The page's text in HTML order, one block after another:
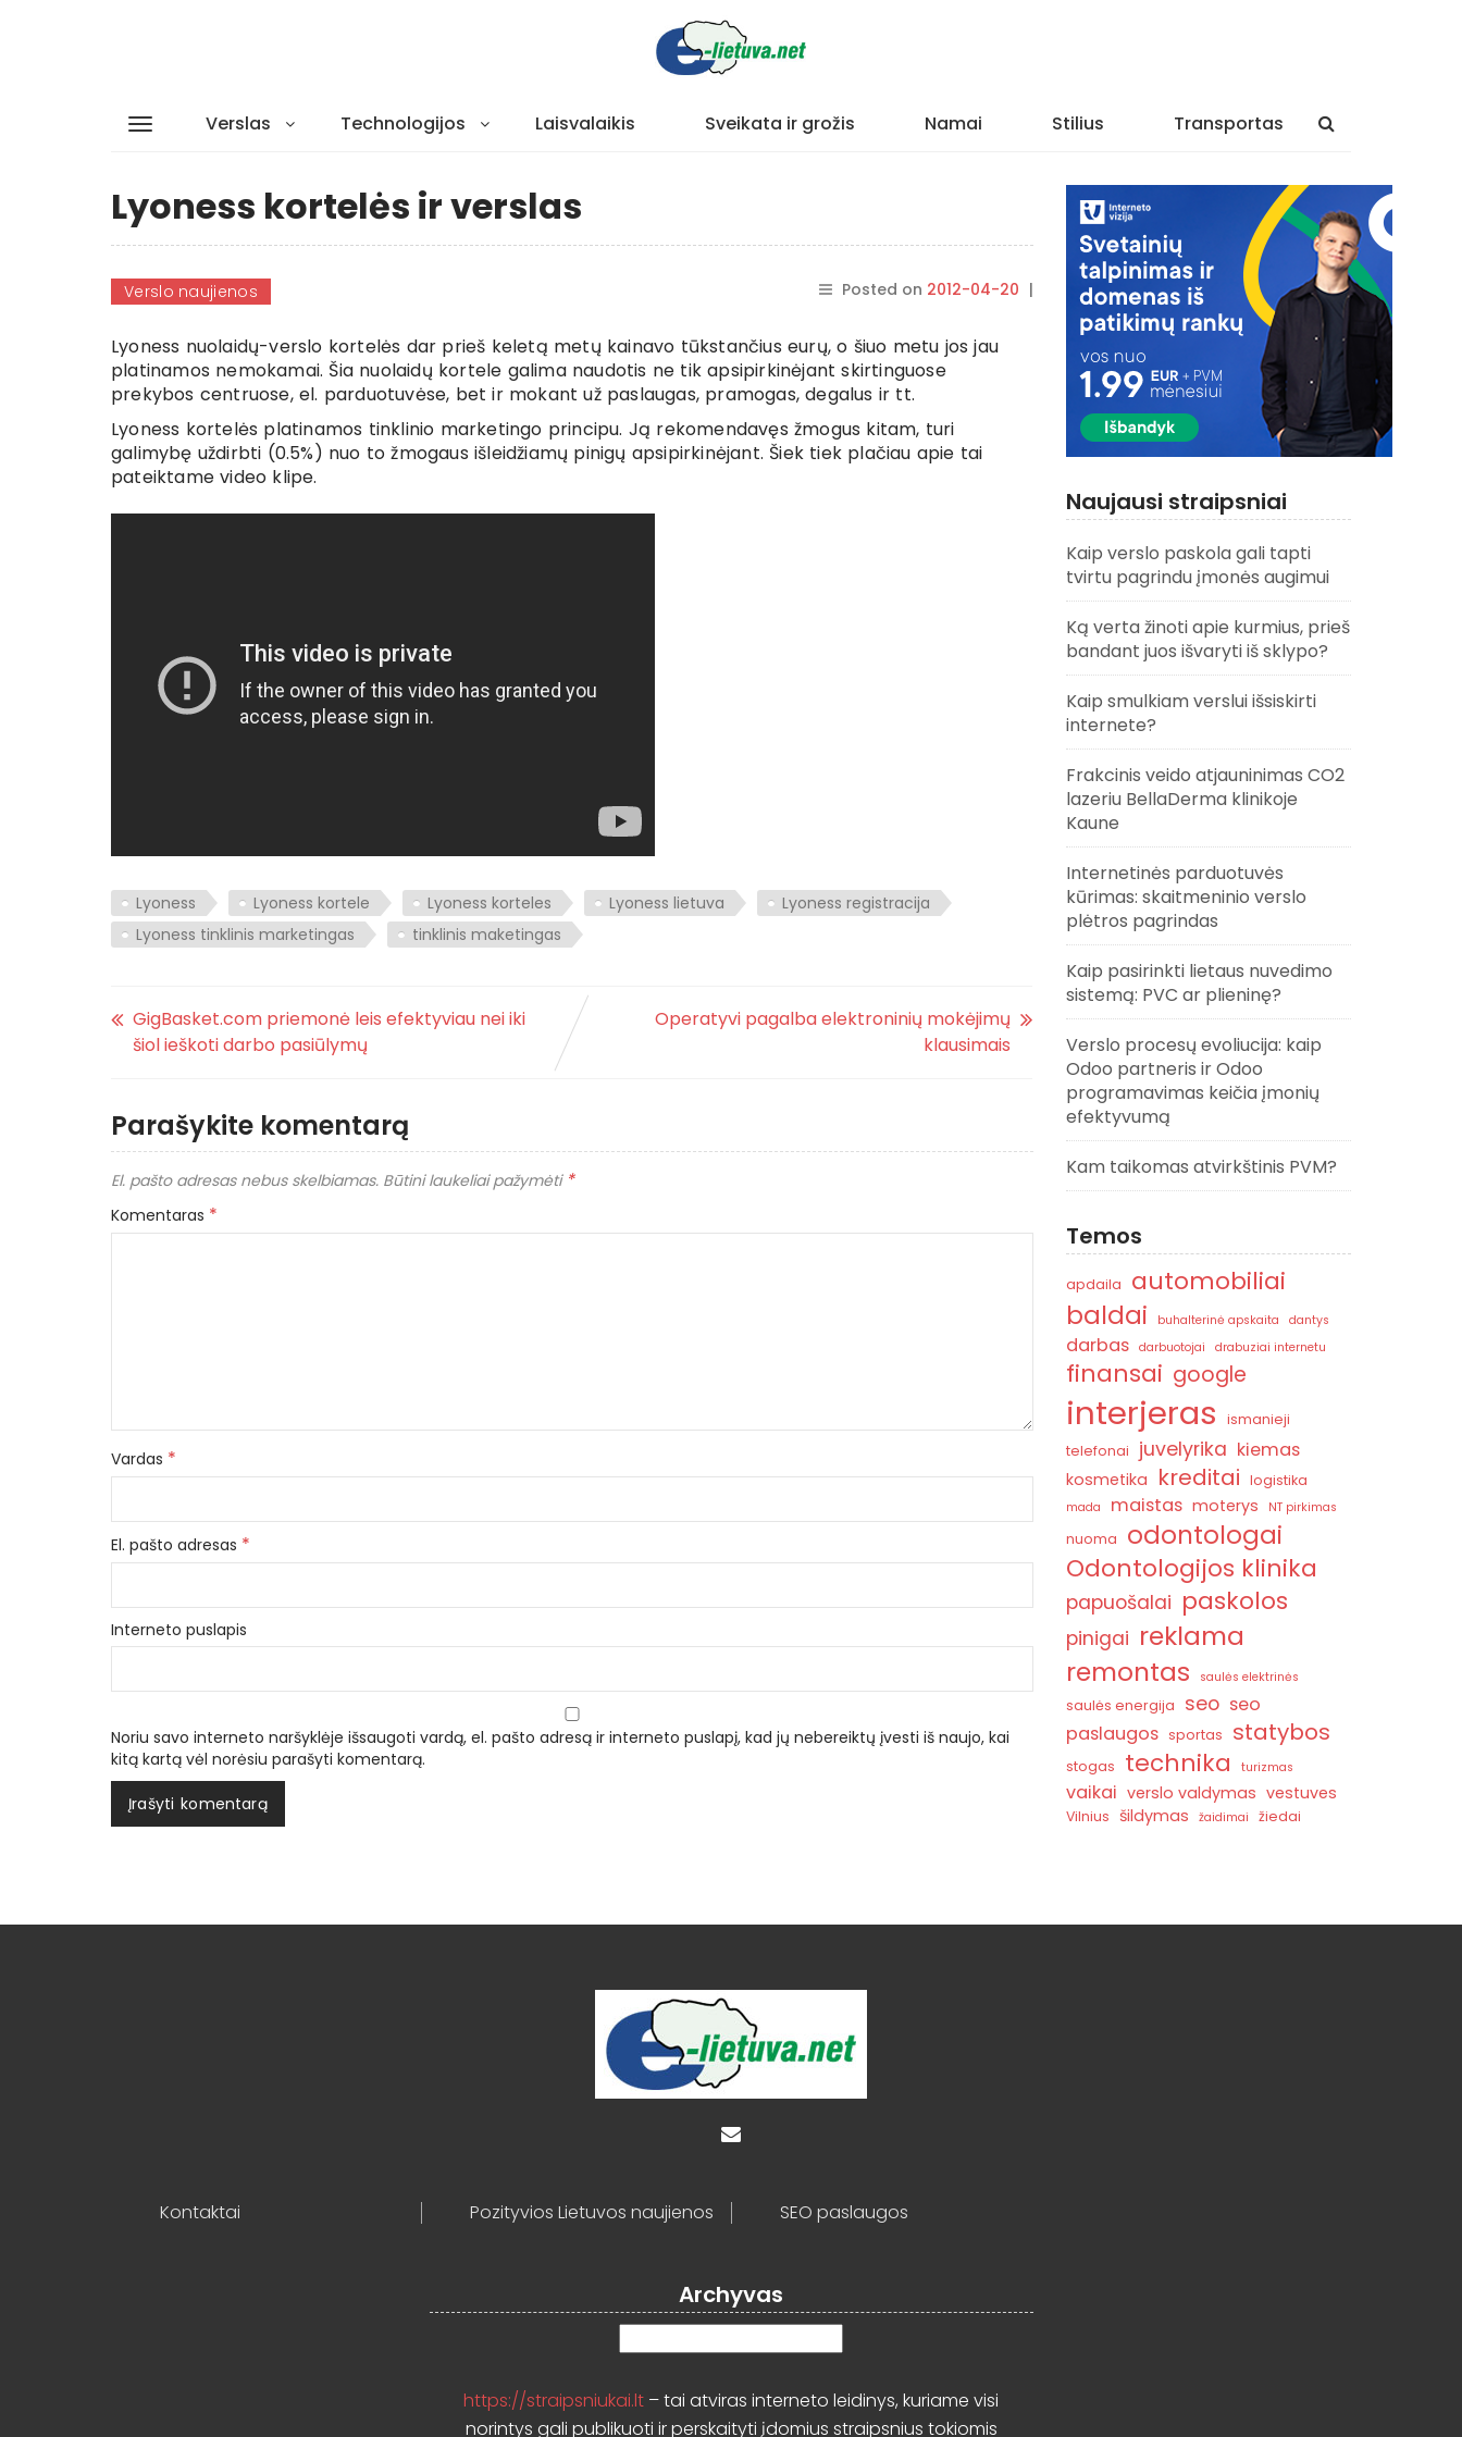
Verslas Technologijos Laisvalaikis Sveikata ir grožis Namai Stilius Transportas
Lyoness kortelės ir verslas
Verslo naujienos Posted on 2012-04-20 |
rasytojas
Lyoness nuolaidų-verslo kortelės dar prieš keletą metų kainavo tūkstančius eurų, o šiuo metu jos jau
platinamos nemokamai. Šia nuolaidų kortele galima naudotis ne tik apsipirkinėjant skirtinguose
prekybos centruose, el. parduotuvėse, bet ir mokant už paslaugas, pramogas, degalus ir tt.
Lyoness kortelės platinamos tinklinio marketingo principu. Ją rekomendavęs žmogus kitam, turi
galimybę uždirbti (0.5%) nuo to žmogaus išleidžiamų pinigų apsipirkinėjant. Šiek tiek plačiau apie tai
pateiktame video klipe.
Lyoness Lyoness kortele Lyoness korteles Lyoness lietuva
Lyoness registracija
Lyoness tinklinis marketingas
tinklinis maketingas
GigBasket.com priemonė leis efektyviau nei iki
šiol ieškoti darbo pasiūlymų
Operatyvi pagalba elektroninių mokėjimų
klausimais
Parašykite komentarą
El. pašto adresas nebus skelbiamas. Būtini laukeliai pažymėti *
Komentaras *
Vardas *
El. pašto adresas *
Interneto puslapis
Noriu savo interneto naršyklėje išsaugoti vardą, el. pašto adresą ir interneto puslapį, kad jų nebereiktų įvesti iš naujo, kai
kitą kartą vėl norėsiu parašyti komentarą.
Naujausi straipsniai
Kaip verslo paskola gali tapti
tvirtu pagrindu įmonės augimui
Ką verta žinoti apie kurmius, prieš
bandant juos išvaryti iš sklypo?
Kaip smulkiam verslui išsiskirti
internete?
Frakcinis veido atjauninimas CO2
lazeriu BellaDerma klinikoje
Kaune
Internetinės parduotuvės
kūrimas: skaitmeninio verslo
plėtros pagrindas
Kaip pasirinkti lietaus nuvedimo
sistemą: PVC ar plieninę?
Verslo procesų evoliucija: kaip
Odoo partneris ir Odoo
programavimas keičia įmonių
efektyvumą
Kam taikomas atvirkštinis PVM?
Temos
apdaila automobiliai
baldai buhalterinė apskaita dantys
darbas darbuotojai drabuziai internetu
finansai google
interjeras
ismanieji
telefonai
juvelyrika kiemas
kosmetika kreditai logistika
mada maistas moterys NT pirkimas
nuoma odontologai
Odontologijos klinika
papuošalai paskolos
pinigai reklama
remontas
saulės elektrinės
saulės energija seo seo
paslaugos sportas statybos
stogas technika turizmas
vaikai verslo valdymas vestuves
Vilnius šildymas žaidimai žiedai
Kontaktai Pozityvios Lietuvos naujienos SEO paslaugos
Archyvas
https://straipsniukai.lt – tai atviras interneto leidinys, kuriame visi
norintys gali publikuoti ir perskaityti įdomius straipsnius tokiomis